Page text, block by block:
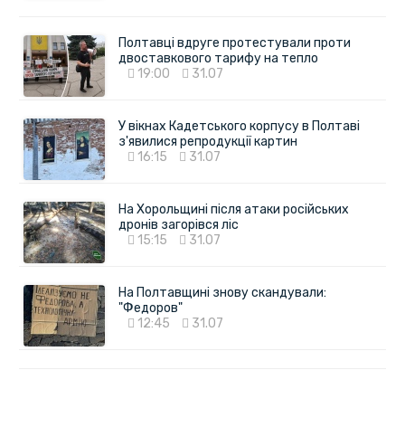
Полтавці вдруге протестували проти
двоставкового тарифу на тепло
19:00
31.07
У вікнах Кадетського корпусу в Полтаві
з'явилися репродукції картин
16:15
31.07
На Хорольщині після атаки російських
дронів загорівся ліс
15:15
31.07
На Полтавщині знову скандували:
"Федоров"
12:45
31.07